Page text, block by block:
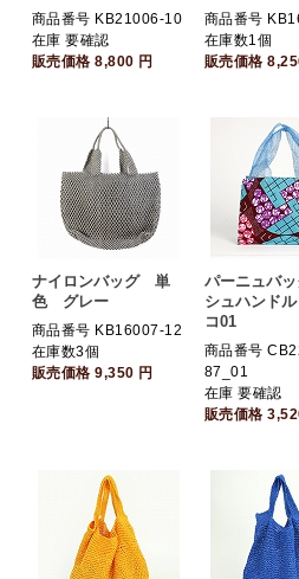
商品番号 KB21006-10
在庫 要確認
販売価格8,800 円
商品番号
在庫数1個
販売価格
ナイロンバッグ 単
色 グレー
商品番号 KB16007-12
在庫数3個
販売価格9,350 円
パーニュバ
シュハンド
コ01
商品番号
87_01
在庫 要確認
販売価格